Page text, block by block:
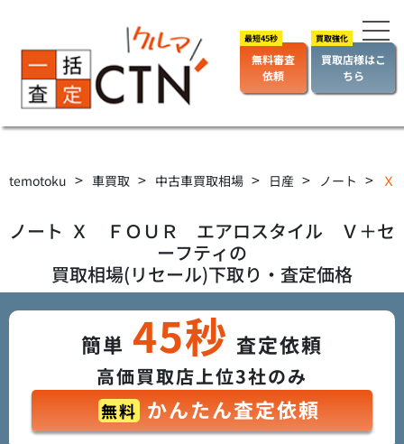
無料審査
依頼
買取店様はこ
ちら
temotoku > 車買取 > 中古車買取相場 > 日産 > ノート > Ｘ
ノート Ｘ ＦＯＵＲ エアロスタイル Ｖ＋セ
ーフティの
買取相場(リセール)下取り・査定価格
簡単 45秒 査定依頼
高価買取店上位3社のみ
無料 かんたん査定依頼